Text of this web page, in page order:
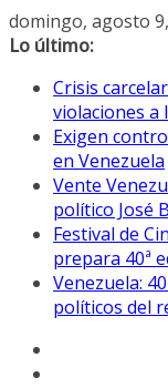
Saltar
al
domingo, agosto
Lo último:
Crisis
violaciones a
Exigen
en Venezuela
Vente
político José
Festival de
prepara 40ª
Venezuela:
políticos del